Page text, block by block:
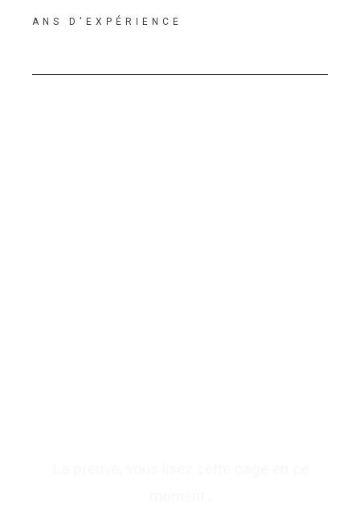
ANS D'EXPÉRIENCE